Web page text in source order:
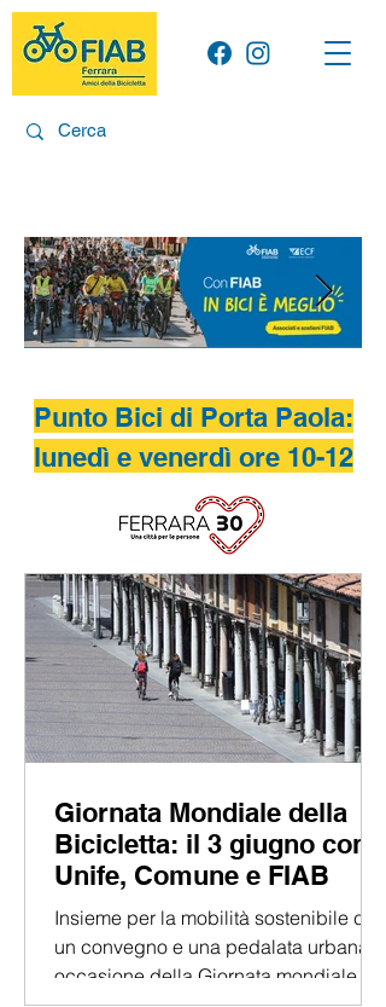
Kit grafico-01- Con
FIAB_T2026-Sito - slide-
2000x650px.jpg
Click here
Punto Bici di Porta Paola:
lunedì e venerdì ore 10-12
Giornata Mondiale della
Bicicletta: il 3 giugno con
Unife, Comune e FIAB
Insieme per la mobilità sostenibile con
un convegno e una pedalata urbana In
occasione della Giornata mondiale